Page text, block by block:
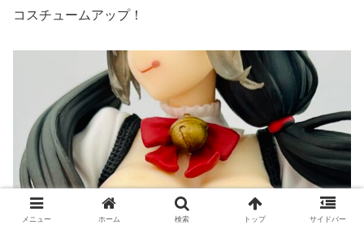
コスチュームアップ！
メニュー ホーム 検索 トップ サイドバー